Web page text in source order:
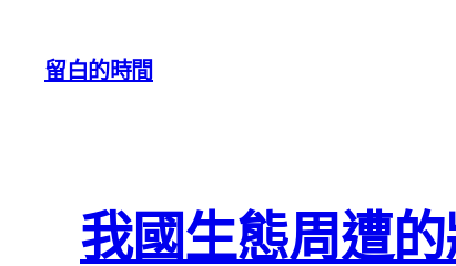
留白的時間
我國生態周遭